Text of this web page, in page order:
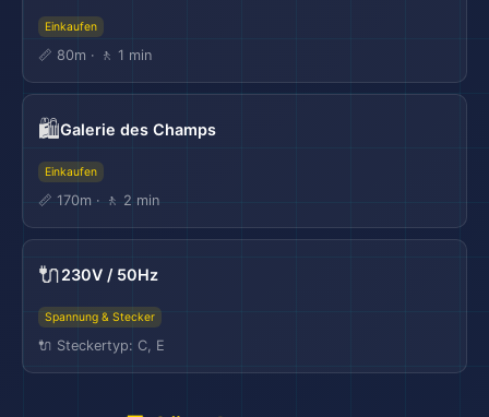
Einkaufen
📏 80m · 🚶 1 min
🛍️Galerie des Champs
Einkaufen
📏 170m · 🚶 2 min
🔌230V / 50Hz
Spannung & Stecker
🔌 Steckertyp: C, E